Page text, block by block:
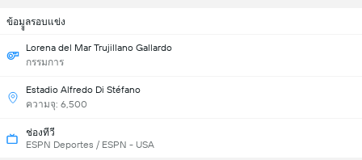
ข้อมููลรอบแข่ง
Lorena del Mar Trujillano Gallardo
กรรมการ
Estadio Alfredo Di Stéfano
ความจุ: 6,500
ช่องทีวี
ESPN Deportes / ESPN - USA